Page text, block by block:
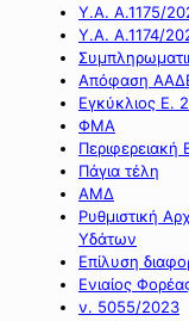
Υ.Α. Α.1175/
Υ.Α. Α.1174/
Απόφαση
Εγκύκλιος Ε.
ΦΜΑ
Περιφερειακή
Πάγια τέλη
ΑΜΔ
Ρυθμιστική
Υδάτων
Επίλυση
Ενιαίος
ν. 5055/2023